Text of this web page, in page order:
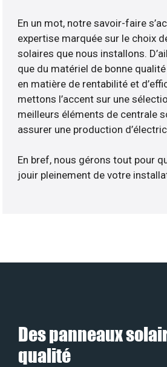
En un mot, notre savoir-faire
expertise marquée sur le choix
solaires que nous installons.
que du matériel de bonne
en matière de rentabilité et
mettons l’accent sur une
meilleurs éléments de centrale
assurer une production
En bref, nous gérons tout pour
jouir pleinement de votre
Des panneaux
qualité